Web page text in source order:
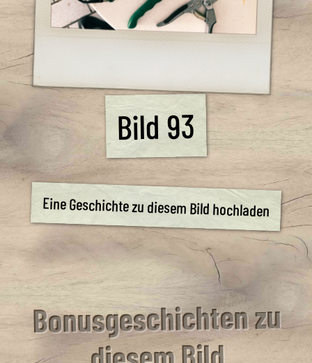
Bild 93
Eine Geschichte zu diesem Bild hochladen
Bonusgeschichten zu